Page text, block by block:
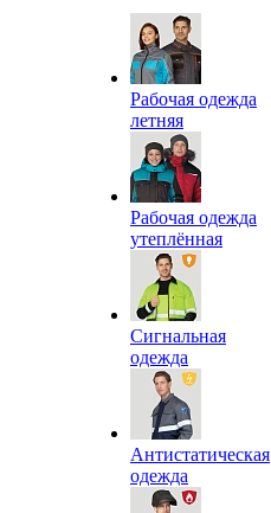
Рабочая одежда
летняя
Рабочая одежда
утеплённая
Сигнальная
одежда
Антистатическая
одежда